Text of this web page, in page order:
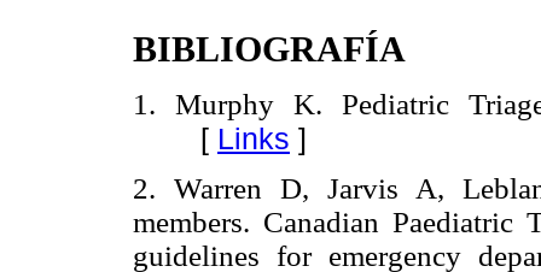
BIBLIOGRAFÍA
1. Murphy K. Pediatric
[ Links ]
2. Warren D, Jarvis A,
members. Canadian
guidelines for emergency